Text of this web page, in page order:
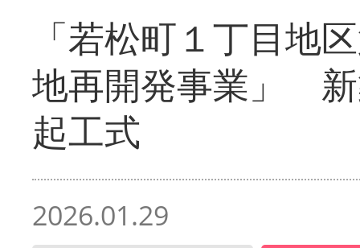
「若松町１丁目地
地再開発事業」
起工式
2026.01.29